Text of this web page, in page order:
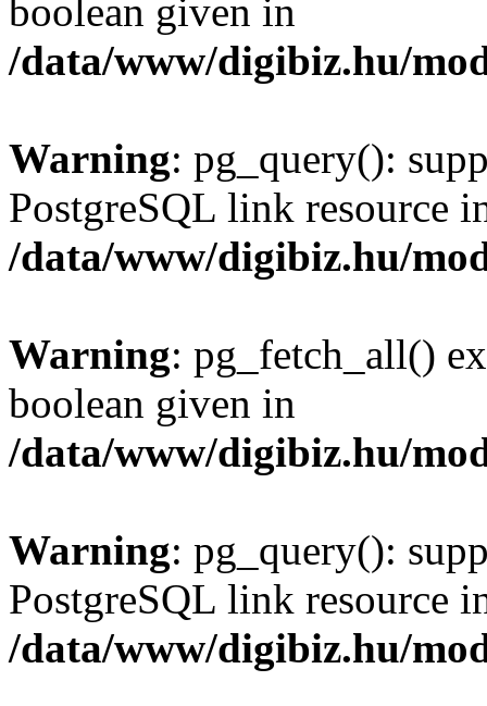
boolean given in
/data/www/digibiz.hu/
Warning: pg_query():
PostgreSQL link resource
/data/www/digibiz.hu/
Warning: pg_fetch_all()
boolean given in
/data/www/digibiz.hu/
Warning: pg_query():
PostgreSQL link resource
/data/www/digibiz.hu/